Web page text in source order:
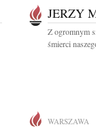
JERZY
Z ogromnym
śmierci
WARSZAWA